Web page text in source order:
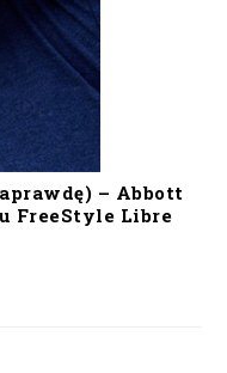
– Abbott
FreeStyle Libre